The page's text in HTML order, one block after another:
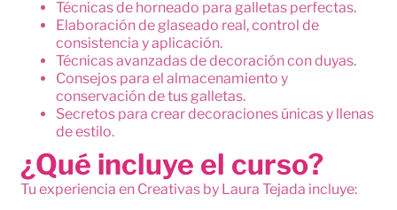
Técnicas de horneado para galletas perfectas.
Elaboración de glaseado real, control de
consistencia y aplicación.
Técnicas avanzadas de decoración con duyas.
Consejos para el almacenamiento y
conservación de tus galletas.
Secretos para crear decoraciones únicas y llenas
de estilo.
¿Qué incluye el curso?
Tu experiencia en Creativas by Laura Tejada incluye: